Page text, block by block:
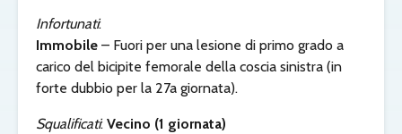
Infortunati:
Immobile – Fuori per una lesione di primo grado a
carico del bicipite femorale della coscia sinistra (in
forte dubbio per la 27a giornata).
Squalificati: Vecino (1 giornata)